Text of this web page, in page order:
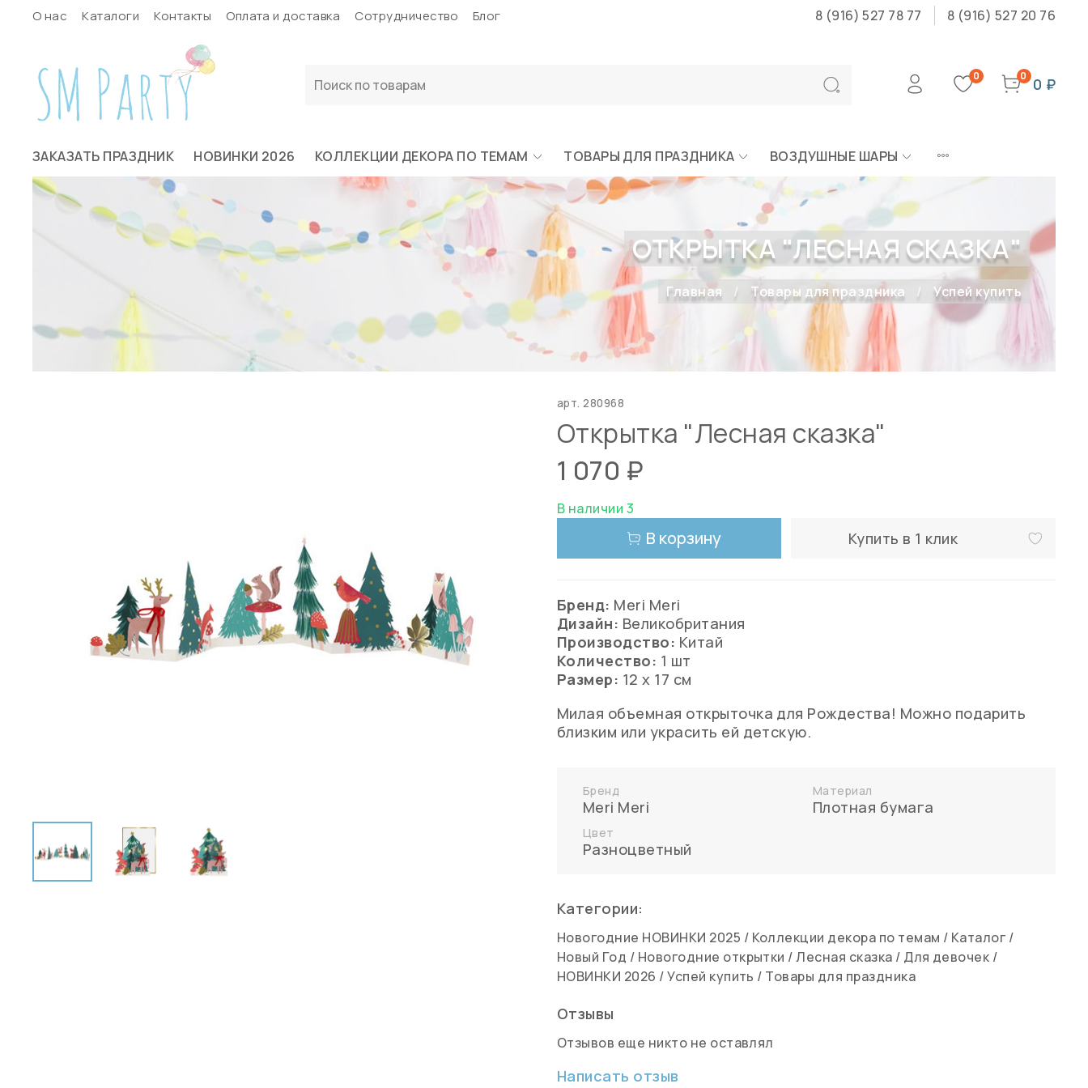
О нас Каталоги Контакты Оплата и доставка Сотрудничество Блог 8 (916) 527 78 77 8 (916) 527 20 76
0 0 0 ₽
ЗАКАЗАТЬ ПРАЗДНИК НОВИНКИ 2026 КОЛЛЕКЦИИ ДЕКОРА ПО ТЕМАМ ТОВАРЫ ДЛЯ ПРАЗДНИКА ВОЗДУШНЫЕ ШАРЫ
ОТКРЫТКА "ЛЕСНАЯ СКАЗКА"
Главная Товары для праздника Успей купить
арт.280968
Открытка "Лесная сказка"
1 070 ₽
В наличии 3
В корзину Купить в 1 клик
Бренд: Meri Meri
Дизайн: Великобритания
Производство: Китай
Количество: 1 шт
Размер: 12 х 17 см
Милая объемная открыточка для Рождества! Можно подарить
близким или украсить ей детскую.
Бренд
Meri Meri
Материал
Плотная бумага
Цвет
Разноцветный
Категории:
Новогодние НОВИНКИ 2025 / Коллекции декора по темам / Каталог /
Новый Год / Новогодние открытки /Лесная сказка / Для девочек /
НОВИНКИ 2026 /Успей купить / Товары для праздника
Отзывы
Отзывов еще никто не оставлял
Написать отзыв